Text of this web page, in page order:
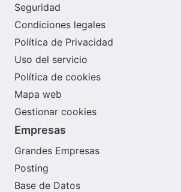
Seguridad
Condiciones legales
Política de Privacidad
Uso del servicio
Política de cookies
Mapa web
Gestionar cookies
Empresas
Grandes Empresas
Posting
Base de Datos